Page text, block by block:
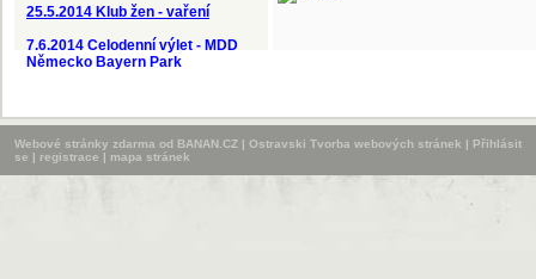
25.5.2014 Klub žen - vaření
7.6.2014 Celodenní výlet - MDD
Německo Bayern Park
Webové stránky zdarma od BANAN.CZ | Ostravski Tvorba webových stránek | Přihlásit
se | registrace | mapa stránek